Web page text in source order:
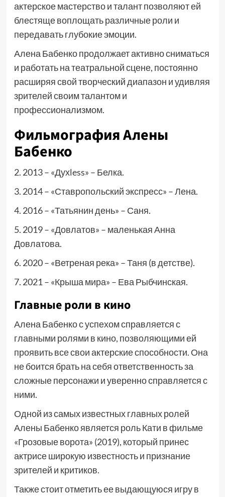
актерское мастерство и талант позволяют ей
блестяще воплощать различные роли и
передавать глубокие эмоции.
Алена Бабенко продолжает активно сниматься
и работать на театральной сцене, постоянно
расширяя свой творческий диапазон и удивляя
зрителей своим талантом и
профессионализмом.
Фильмография Алены
Бабенко
2. 2013 – «Духless» – Белка.
3. 2014 – «Ставропольский экспресс» – Лена.
4. 2016 – «Татьянин день» – Саня.
5. 2019 – «Довлатов» – маленькая Анна
Довлатова.
6. 2020 – «Ветреная река» – Таня (в детстве).
7. 2021 – «Крыша мира» – Ева Рыбчинская.
Главные роли в кино
Алена Бабенко с успехом справляется с
главными ролями в кино, позволяющими ей
проявить все свои актерские способности. Она
не боится брать на себя ответственность за
сложные персонажи и уверенно справляется с
ними.
Одной из самых известных главных ролей
Алены Бабенко является роль Кати в фильме
«Грозовые ворота» (2019), который принес
актрисе широкую известность и признание
зрителей и критиков.
Также стоит отметить ее выдающуюся игру в